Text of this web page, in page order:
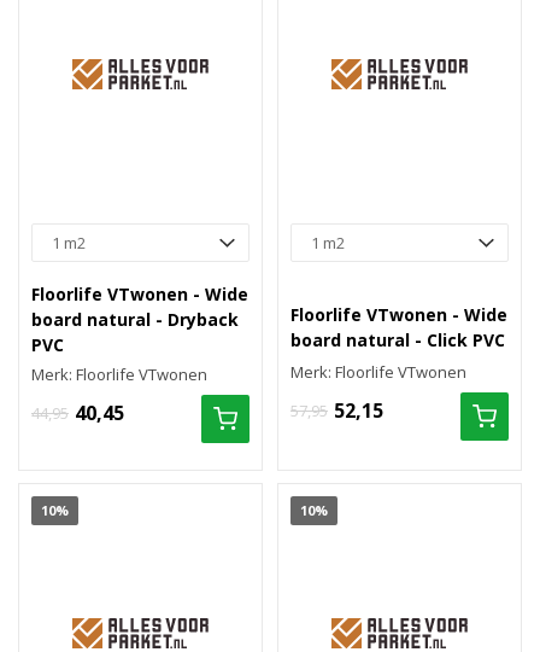
Floorlife VTwonen - Wide
board natural - Dryback
PVC
Merk: Floorlife VTwonen
44,95 40,45
Floorlife VTwonen - Wide
board natural - Click PVC
Merk: Floorlife VTwonen
57,95 52,15
10% 10%